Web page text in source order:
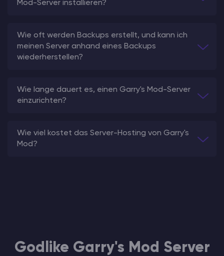
Mod-Server installieren?
Wie oft werden Backups erstellt, und kann ich
meinen Server anhand eines Backups
wiederherstellen?
Wie lange dauert es, einen Garry's Mod-Server
einzurichten?
Wie viel kostet das Server-Hosting von Garry's
Mod?
Godlike Garry's Mod Server